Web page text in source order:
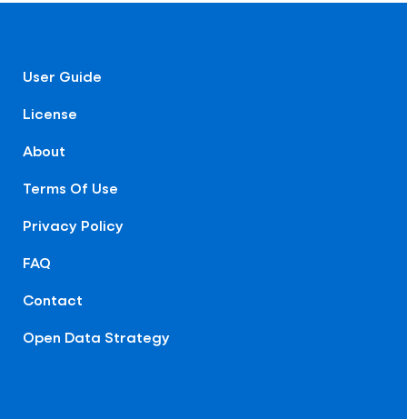
User Guide
License
About
Terms Of Use
Privacy Policy
FAQ
Contact
Open Data Strategy